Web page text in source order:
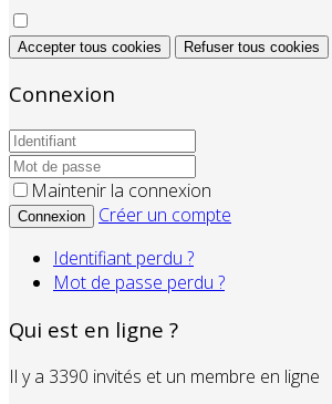
Accepter tous cookies Refuser tous cookies
Connexion
Maintenir la connexion
Connexion
Créer un compte
Identifiant perdu ?
Mot de passe perdu ?
Qui est en ligne ?
Il y a 3390 invités et un membre en ligne